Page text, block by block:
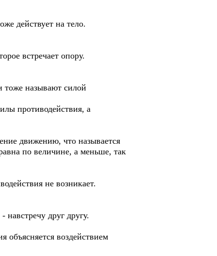
действует на тело.
встречает опору.
тоже называют силой
противодействия, а
движению, что называется
по величине, а меньше, так
не возникает.
друг другу.
воздействием